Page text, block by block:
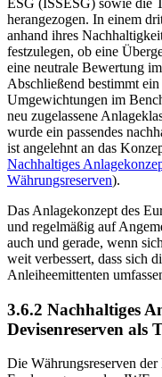
herangezogen. In einem
anhand ihres
festzulegen, ob eine
eine neutrale Bewertung
Abschließend bestimmt
Umgewichtungen im
neu zugelassene
wurde ein passendes
ist angelehnt an das
Nachhaltiges
Währungsreserven).
Das Anlagekonzept des
und regelmäßig auf
auch und gerade, wenn
weit verbessert, dass sich
Anleiheemittenten
3.6.2 Nachhaltiges
Devisenreserven als
Die Währungsreserven